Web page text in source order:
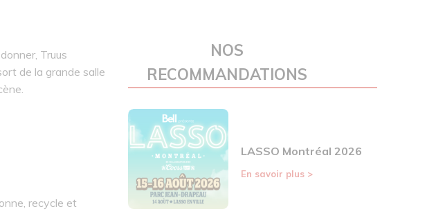
Truus
de la grande salle
recycle et
NOS
RECOMMANDATIONS
LASSO Montréal 2026
En savoir plus >